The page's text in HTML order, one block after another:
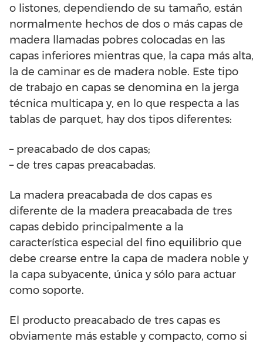
o listones, dependiendo de su tamaño, están
normalmente hechos de dos o más capas de
madera llamadas pobres colocadas en las
capas inferiores mientras que, la capa más alta,
la de caminar es de madera noble. Este tipo
de trabajo en capas se denomina en la jerga
técnica multicapa y, en lo que respecta a las
tablas de parquet, hay dos tipos diferentes:
– preacabado de dos capas;
– de tres capas preacabadas.
La madera preacabada de dos capas es
diferente de la madera preacabada de tres
capas debido principalmente a la
característica especial del fino equilibrio que
debe crearse entre la capa de madera noble y
la capa subyacente, única y sólo para actuar
como soporte.
El producto preacabado de tres capas es
obviamente más estable y compacto, como si